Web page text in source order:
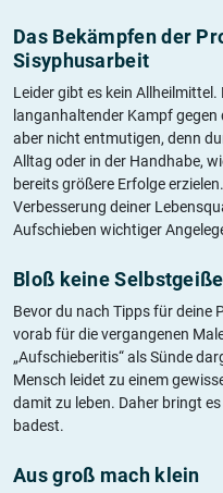
Das Bekämpfen der
Sisyphusarbeit
Leider gibt es kein
langanhaltender Kampf
aber nicht entmutigen, denn
Alltag oder in der Handhabe,
bereits größere Erfolge
Verbesserung deiner
Aufschieben wichtiger
Bloß keine
Bevor du nach Tipps für
vorab für die vergangenen
„Aufschieberitis“ als Sünde
Mensch leidet zu einem
damit zu leben. Daher bringt
badest.
Aus groß mach klein